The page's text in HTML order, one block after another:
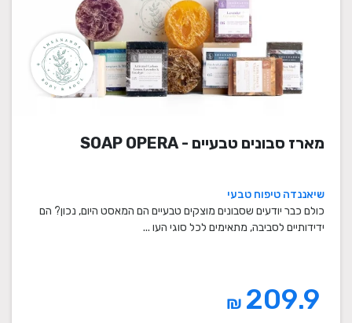
מארז סבונים טבעיים - SOAP OPERA
שיאננדה טיפוח טבעי
כולם כבר יודעים שסבונים מוצקים טבעיים הם המאסט היום, נכון? הם
ידידותיים לסביבה, מתאימים לכל סוגי העו ...
209.9
₪